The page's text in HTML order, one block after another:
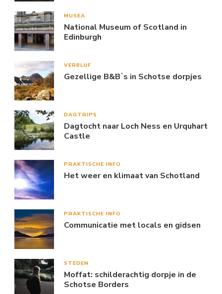
MUSEA
National Museum of Scotland in
Edinburgh
VERBLIJF
Gezellige B&Bʼs in Schotse dorpjes
DAGTRIPS
Dagtocht naar Loch Ness en Urquhart
Castle
PRAKTISCHE INFO
Het weer en klimaat van Schotland
PRAKTISCHE INFO
Communicatie met locals en gidsen
STEDEN
Moffat: schilderachtig dorpje in de
Schotse Borders